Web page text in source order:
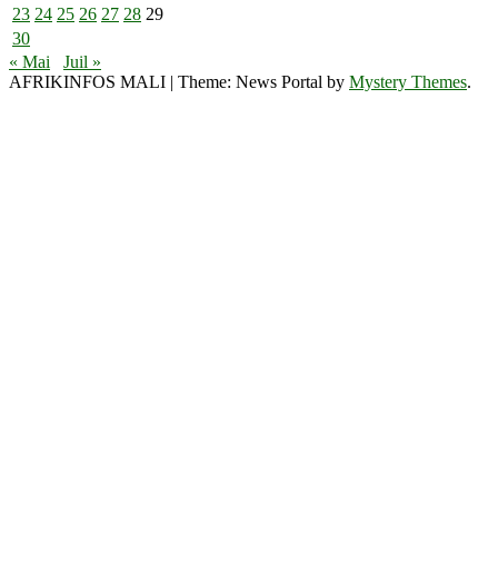
23 24 25 26 27 28 29
30
« Mai
Juil »
AFRIKINFOS MALI | Theme: News Portal by Mystery Themes.